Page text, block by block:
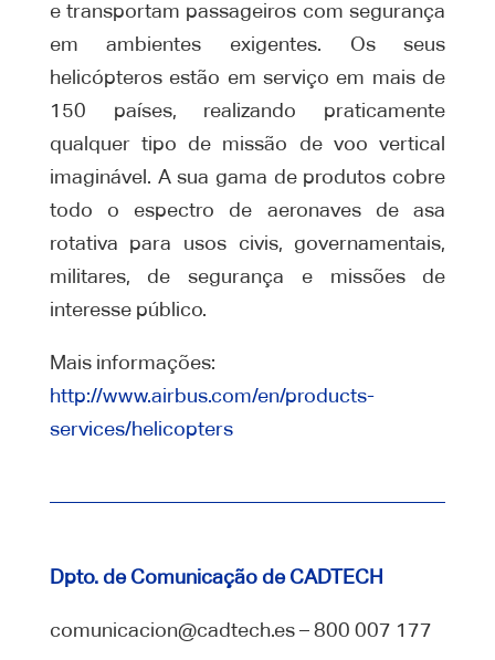
e transportam passageiros com segurança
em ambientes exigentes. Os seus
helicópteros estão em serviço em mais de
150 países, realizando praticamente
qualquer tipo de missão de voo vertical
imaginável. A sua gama de produtos cobre
todo o espectro de aeronaves de asa
rotativa para usos civis, governamentais,
militares, de segurança e missões de
interesse público.
Mais informações:
http://www.airbus.com/en/products-
services/helicopters
Dpto. de Comunicação de CADTECH
comunicacion@cadtech.es – 800 007 177